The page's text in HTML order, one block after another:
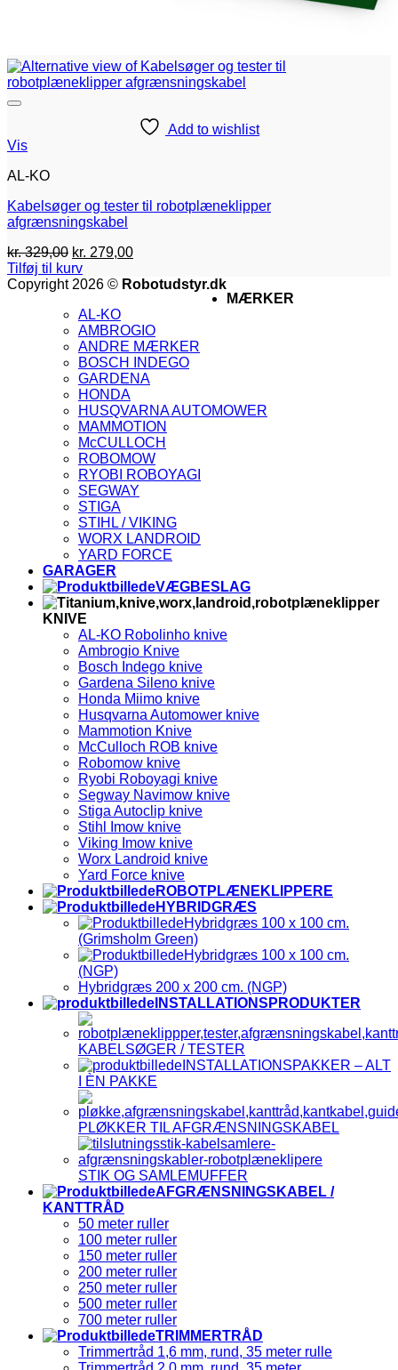
Add to wishlist
Vis
AL-KO
Kabelsøger og tester til robotplæneklipper
afgrænsningskabel
kr.329,00 Den
oprindelige
pris
kr. 329,00.
kr. 279,00Den
pris
Tilføj til kurv
Copyright 2026 © Robotudstyr.dk
MÆRKER
AL-KO
AMBROGIO
ANDRE MÆRKER
BOSCH INDEGO
GARDENA
HONDA
HUSQVARNA AUTOMOWER
MAMMOTION
McCULLOCH
ROBOMOW
RYOBI ROBOYAGI
SEGWAY
STIGA
STIHL / VIKING
WORX LANDROID
YARD FORCE
GARAGER
VÆGBESLAG
KNIVE
AL-KO Robolinho knive
Ambrogio Knive
Bosch Indego knive
Gardena Sileno knive
Honda Miimo knive
Husqvarna Automower knive
Mammotion Knive
McCulloch ROB knive
Robomow knive
Ryobi Roboyagi knive
Segway Navimow knive
Stiga Autoclip knive
Stihl Imow knive
Viking Imow knive
Worx Landroid knive
Yard Force knive
ROBOTPLÆNEKLIPPERE
HYBRIDGRÆS
Hybridgræs 100 x 100 cm.
(Grimsholm Green)
Hybridgræs 100 x 100 cm.
(NGP)
Hybridgræs 200 x 200 cm. (NGP)
INSTALLATIONSPRODUKTER
KABELSØGER / TESTER
INSTALLATIONSPAKKER – ALT
I ÈN PAKKE
PLØKKER TIL AFGRÆNSNINGSKABEL
STIK OG SAMLEMUFFER
AFGRÆNSNINGSKABEL /
KANTTRÅD
50 meter ruller
100 meter ruller
150 meter ruller
200 meter ruller
250 meter ruller
500 meter ruller
700 meter ruller
TRIMMERTRÅD
Trimmertråd 1,6 mm, rund, 35 meter rulle